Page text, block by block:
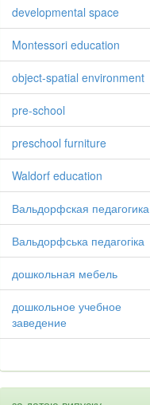
developmental space
Montessori education
object-spatial environment
pre-school
preschool furniture
Waldorf education
Вальдорфская педагогика
Вальдорфська педагогіка
дошкольная мебель
дошкольное учебное
заведение